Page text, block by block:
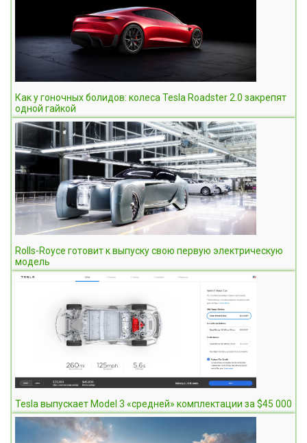
Как у гоночных болидов: колеса Tesla Roadster 2.0 закрепят
одной гайкой
Rolls-Royce готовит к выпуску свою первую электрическую
модель
Tesla выпускает Model 3 «средней» комплектации за $45 000